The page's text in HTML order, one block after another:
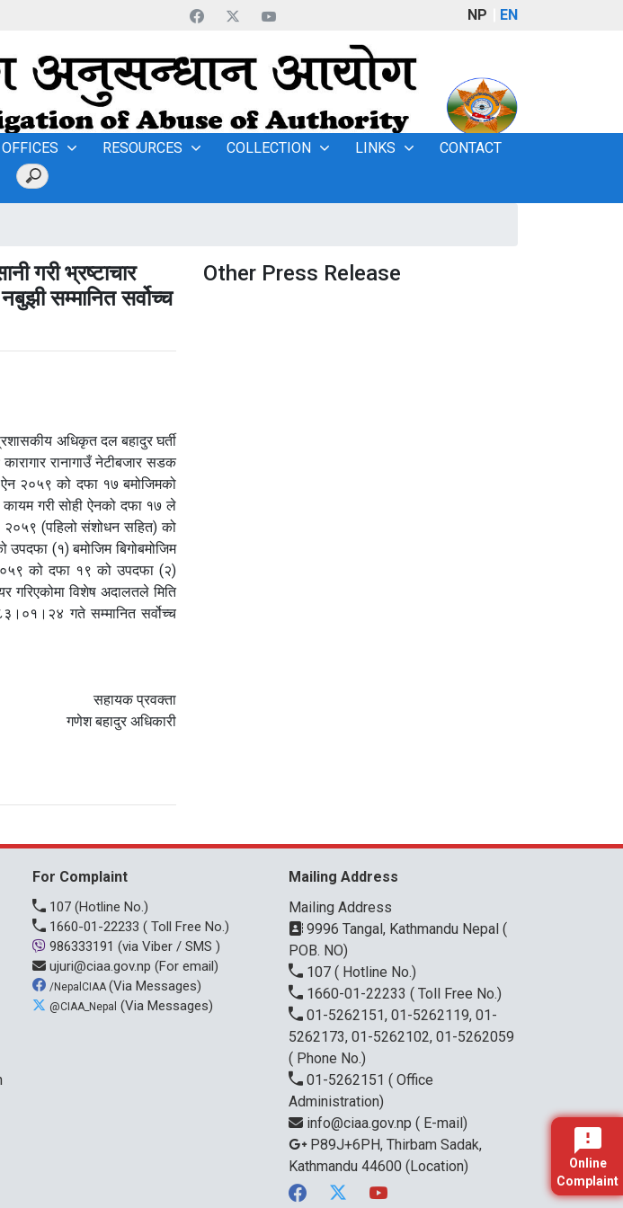
Online
Complaint
NP EN
RESOURCES COLLECTION LINKS CONTACT
गरी भ्रष्टाचार
सम्मानित सर्वोच्च
अधिकृत दल बहादुर घर्ती
रानागाउँ नेटीबजार सडक
ऐन २०५९ को दफा १७ बमोजिमको
गरी सोही ऐनको दफा १७ ले
२०५९ (पहिलो संशोधन सहित) को
(१) बमोजिम बिगोबमोजिम
को दफा १९ को उपदफा (२)
गरिएकोमा विशेष अदालतले मिति
गते सम्मानित सर्वोच्च
सहायक प्रवक्ता
गणेश बहादुर अधिकारी
Other Press Release
For Complaint
107 (Hotline No.)
1660-01-22233 ( Toll Free No.)
986333191 (via Viber / SMS )
ujuri@ciaa.gov.np (For email)
/NepalCIAA (Via Messages)
@CIAA_Nepal (Via Messages)
Mailing Address
Mailing Address
9996 Tangal, Kathmandu Nepal (
POB. NO)
107 ( Hotline No.)
1660-01-22233 ( Toll Free No.)
01-5262151, 01-5262119, 01-
5262173, 01-5262102, 01-5262059
( Phone No.)
01-5262151 ( Office
Administration)
info@ciaa.gov.np ( E-mail)
P89J+6PH, Thirbam Sadak,
Kathmandu 44600 (Location)